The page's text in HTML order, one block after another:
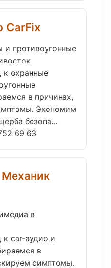
CarFix
и противоугонные
к охранные
в причинах,
Экономим
безопа...
69 63
Механик
в
к car-аудио и
в
симптомы.